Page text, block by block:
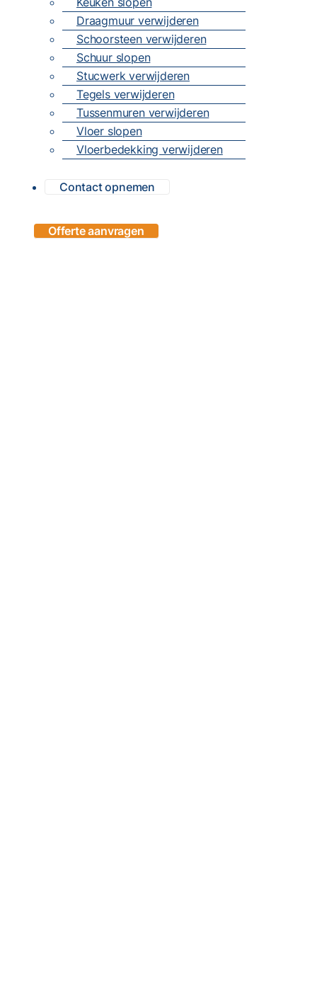
Draagmuur verwijderen
Schoorsteen verwijderen
Schuur slopen
Stucwerk verwijderen
Tegels verwijderen
Tussenmuren verwijderen
Vloer slopen
Vloerbedekking verwijderen
Contact opnemen
Offerte aanvragen